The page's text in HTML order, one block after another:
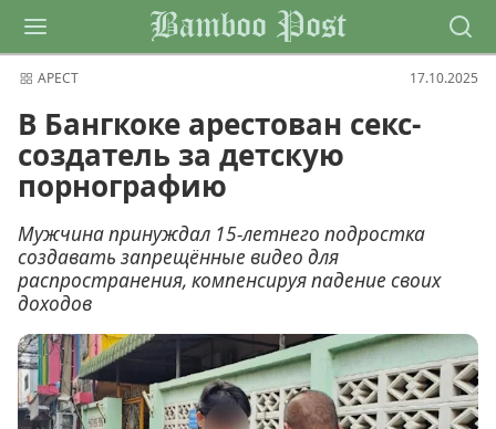
Bamboo Post
АРЕСТ 17.10.2025
В Бангкоке арестован секс-
создатель за детскую
порнографию
Мужчина принуждал 15-летнего подростка
создавать запрещённые видео для
распространения, компенсируя падение своих
доходов